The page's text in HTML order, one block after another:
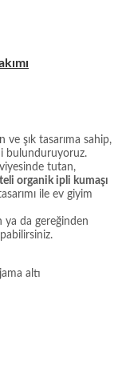
ve şık tasarıma sahip,
bulunduruyoruz.
tutan,
organik ipli kumaşı
ile ev giyim
ya da gereğinden
altı